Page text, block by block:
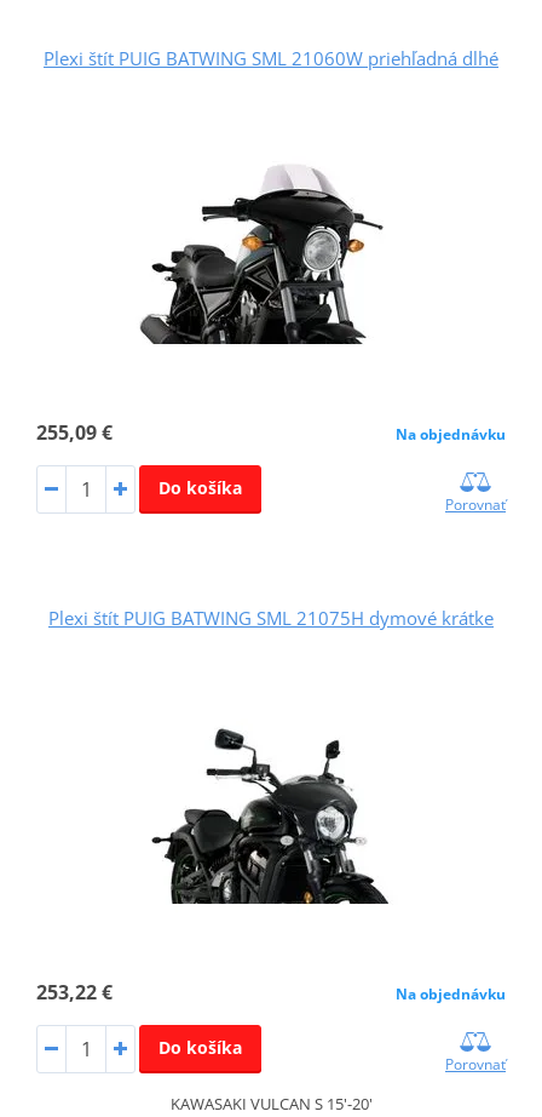
Plexi štít PUIG BATWING SML 21060W priehľadná dlhé
255,09 € Na objednávku
Do košíka
Porovnať
Plexi štít PUIG BATWING SML 21075H dymové krátke
253,22 € Na objednávku
Do košíka
Porovnať
KAWASAKI VULCAN S 15'-20'